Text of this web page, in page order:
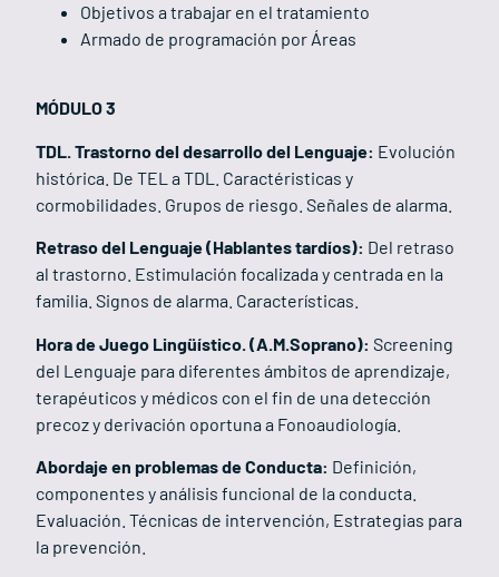
Objetivos a trabajar en el tratamiento
Armado de programación por Áreas
MÓDULO 3
TDL. Trastorno del desarrollo del Lenguaje: Evolución
histórica. De TEL a TDL. Caractéristicas y
cormobilidades. Grupos de riesgo. Señales de alarma.
Retraso del Lenguaje (Hablantes tardíos): Del retraso
al trastorno. Estimulación focalizada y centrada en la
familia. Signos de alarma. Características.
Hora de Juego Lingüístico. (A.M.Soprano): Screening
del Lenguaje para diferentes ámbitos de aprendizaje,
terapéuticos y médicos con el fin de una detección
precoz y derivación oportuna a Fonoaudiología.
Abordaje en problemas de Conducta: Definición,
componentes y análisis funcional de la conducta.
Evaluación. Técnicas de intervención, Estrategias para
la prevención.